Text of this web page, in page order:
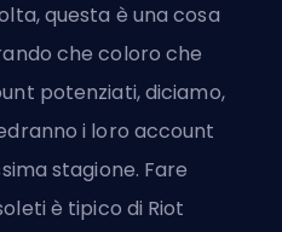
questa è una cosa
che coloro che
potenziati, diciamo,
i loro account
stagione. Fare
è tipico di Riot